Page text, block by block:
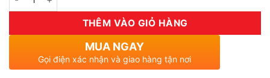
THÊM VÀO GIỎ HÀNG
MUA NGAY
Gọi điện xác nhận và giao hàng tận nơi